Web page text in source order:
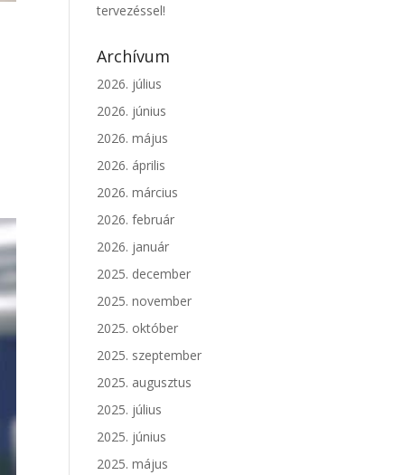
tervezéssel!
Archívum
2026. július
2026. június
2026. május
2026. április
2026. március
2026. február
2026. január
2025. december
2025. november
2025. október
2025. szeptember
2025. augusztus
2025. július
2025. június
2025. május